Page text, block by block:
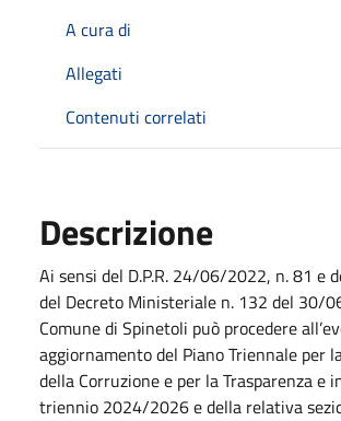
A cura di
Allegati
Contenuti correlati
Descrizione
Ai sensi del D.P.R. 24/06/2022, n. 81 e
del Decreto Ministeriale n. 132 del 30/
Comune di Spinetoli può procedere
aggiornamento del Piano Triennale per
della Corruzione e per la Trasparenza e
triennio 2024/2026 e della relativa